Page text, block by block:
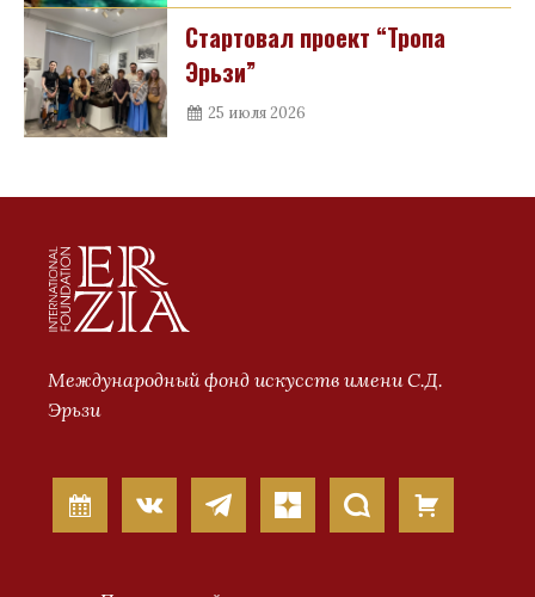
Стартовал проект “Тропа
Эрьзи”
25 июля 2026
Международный фонд искусств имени С.Д.
Эрьзи